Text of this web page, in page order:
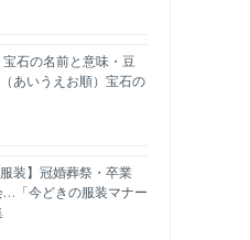
宝石の名前と意味・豆
あいうえお順）宝石の
服装】冠婚葬祭・卒業
「今どきの服装マナー